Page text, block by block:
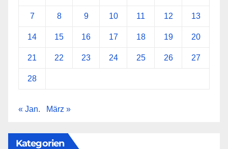
7 8 9 10 11 12 13
14 15 16 17 18 19 20
21 22 23 24 25 26 27
28
« Jan. März »
Kategorien